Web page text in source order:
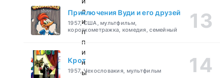
л
и
п
п
и
н
ы
Приключения Вуди и его друзей
1957, США, мультфильм,
короткометражка, комедия, семейный
Крот
1957, Чехословакия, мультфильм